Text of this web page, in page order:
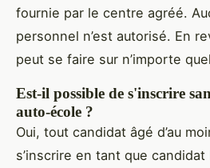
fournie par le centre agréé.
personnel n’est autorisé. En
peut se faire sur n’importe
Est-il possible de s'inscrire
auto-école ?
Oui, tout candidat âgé d’au
s’inscrire en tant que